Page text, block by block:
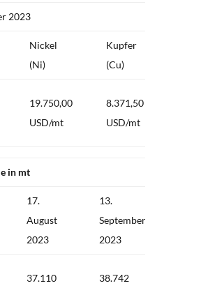
2023
Nickel
(Ni)
Kupfer
(Cu)
19.750,00
USD/mt
8.371,50
USD/mt
in mt
17.
August
2023
13.
September
2023
37.110 38.742